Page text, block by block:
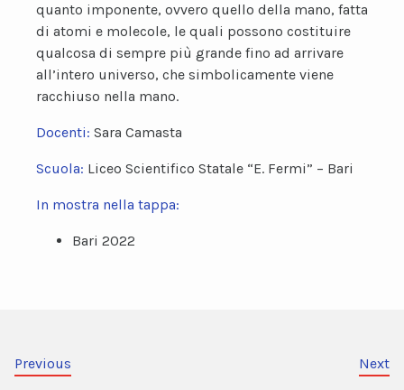
quanto imponente, ovvero quello della mano, fatta
di atomi e molecole, le quali possono costituire
qualcosa di sempre più grande fino ad arrivare
all’intero universo, che simbolicamente viene
racchiuso nella mano.
Docenti: Sara Camasta
Scuola: Liceo Scientifico Statale “E. Fermi” – Bari
In mostra nella tappa:
Bari 2022
Previous Next